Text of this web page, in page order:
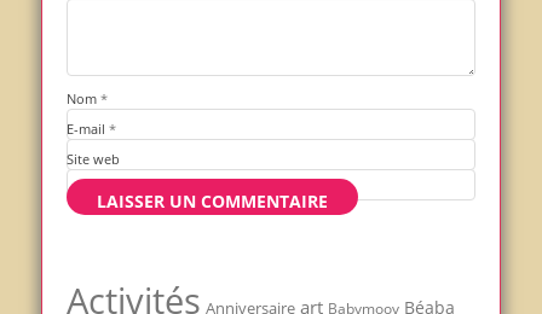
Nom *
E-mail *
Site web
Activités Anniversaire art Babymoov Béaba